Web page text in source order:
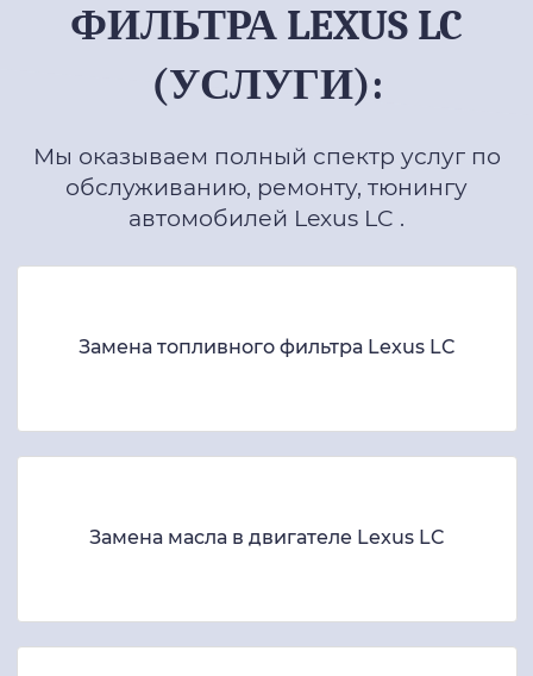
ФИЛЬТРА LEXUS LC
(УСЛУГИ):
Мы оказываем полный спектр услуг по
обслуживанию, ремонту, тюнингу
автомобилей Lexus LC .
Замена топливного фильтра Lexus LC
Замена масла в двигателе Lexus LC